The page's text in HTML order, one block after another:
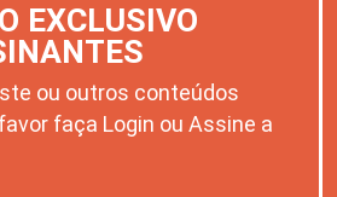
EXCLUSIVO
ou outros conteúdos
faça Login ou Assine a